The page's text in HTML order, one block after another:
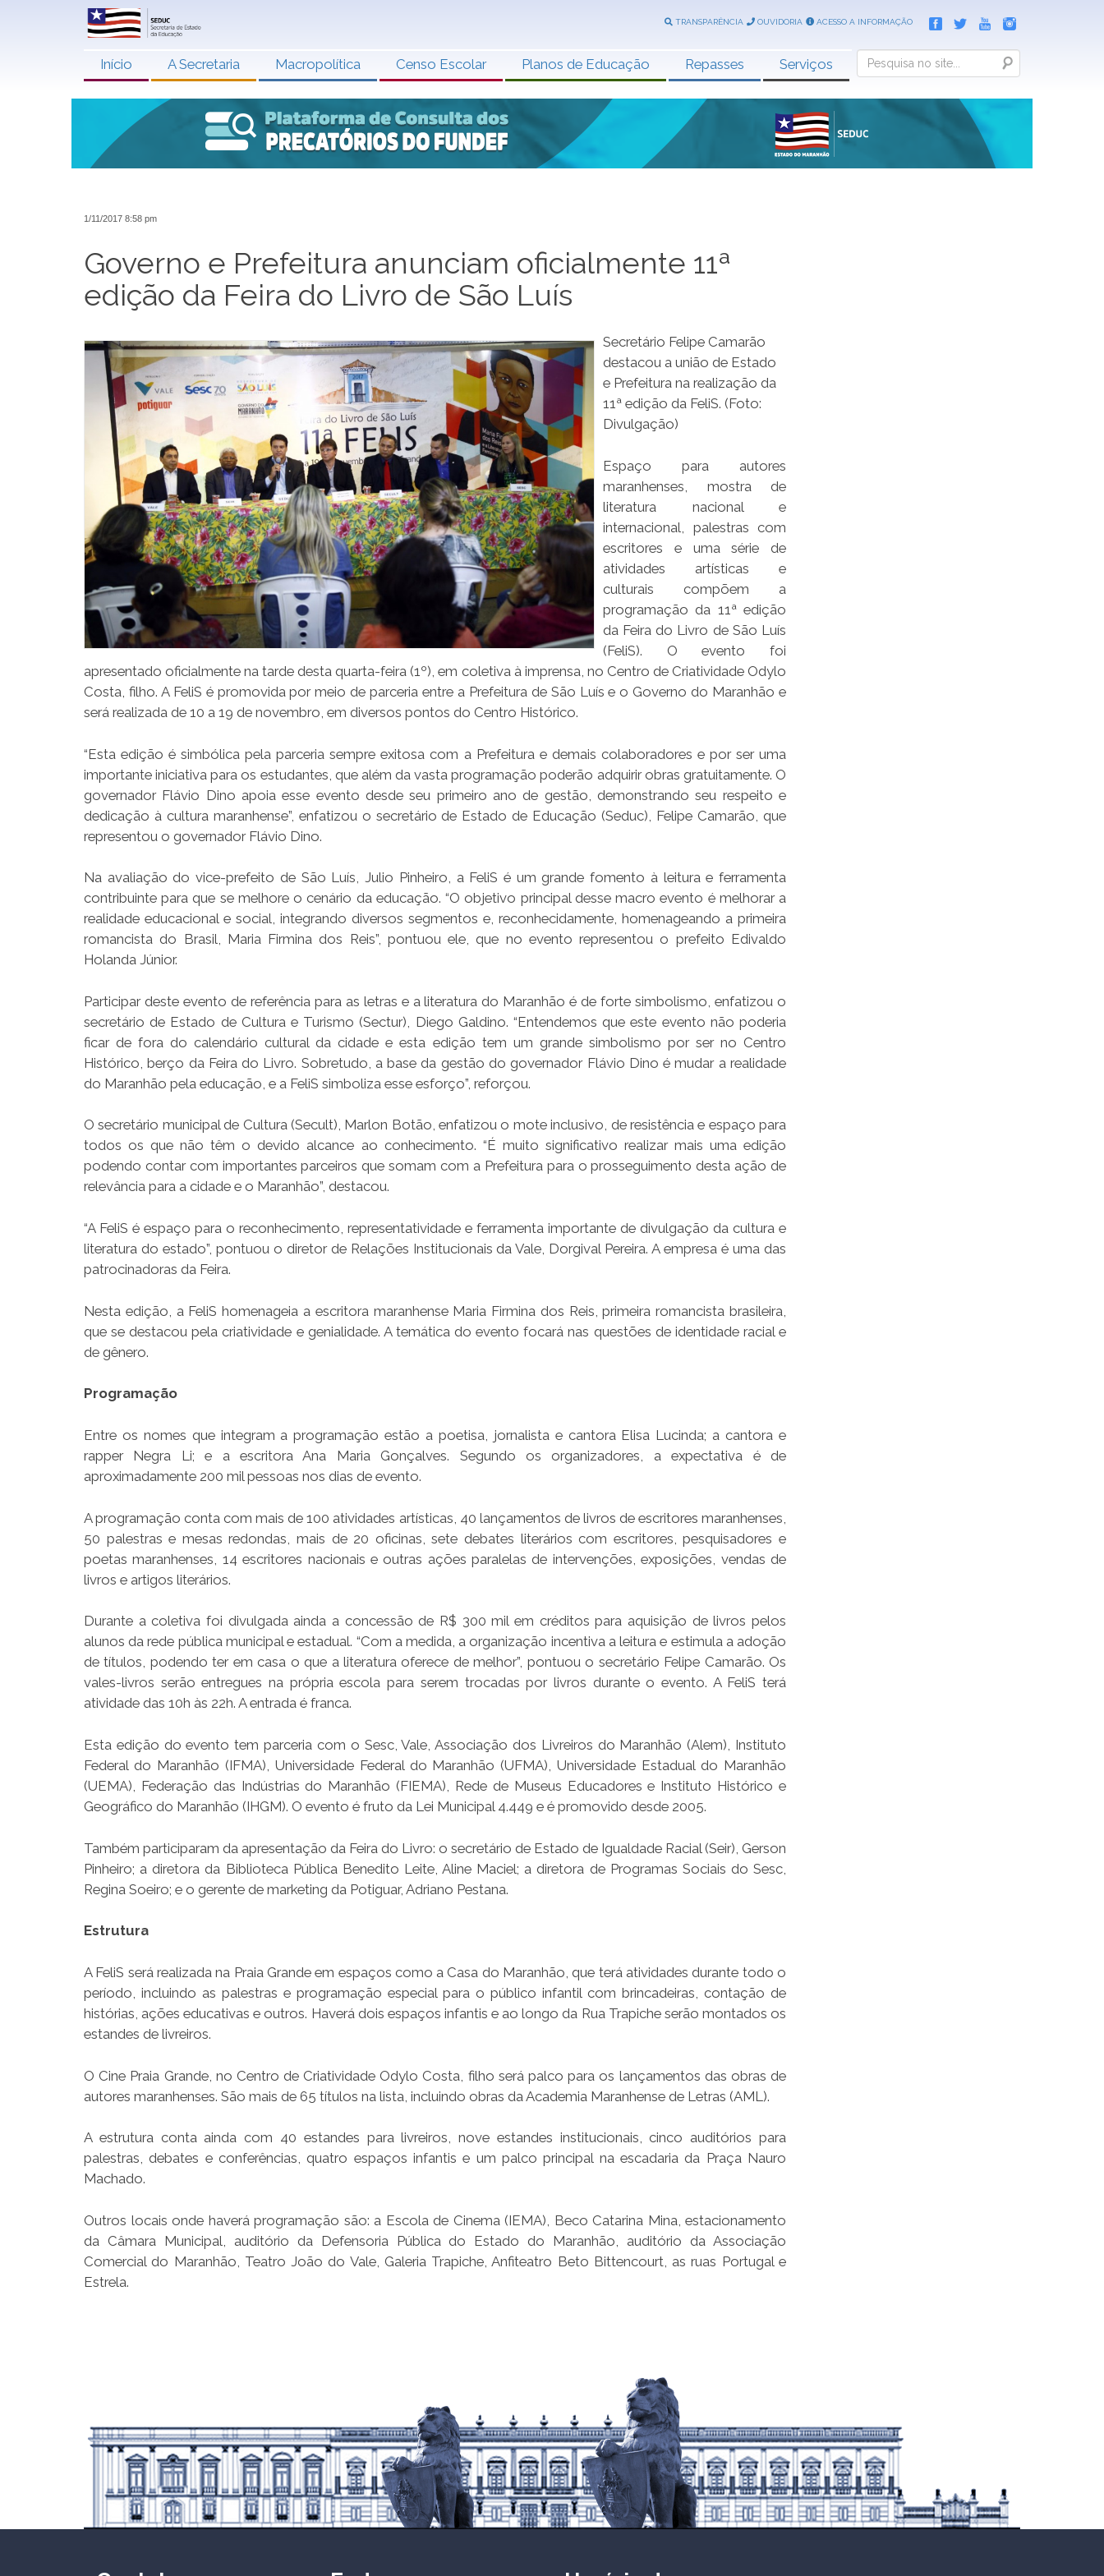
TRANSPARÊNCIA OUVIDORIA ACESSO A INFORMAÇÃO
Início A Secretaria Macropolítica Censo Escolar Planos de Educação Repasses Serviços Search
1/11/2017 8:58 pm
Governo e Prefeitura anunciam oficialmente 11ª
edição da Feira do Livro de São Luís
Secretário Felipe Camarão
destacou a união de Estado
e Prefeitura na realização da
11ª edição da FeliS. (Foto:
Divulgação)
Espaço para autores
maranhenses, mostra de
literatura nacional e
internacional, palestras com
escritores e uma série de
atividades artísticas e
culturais compõem a
programação da 11ª edição
da Feira do Livro de São Luís
(FeliS). O evento foi
apresentado oficialmente na tarde desta quarta-feira (1º), em coletiva à imprensa, no Centro de Criatividade Odylo
Costa, filho. A FeliS é promovida por meio de parceria entre a Prefeitura de São Luís e o Governo do Maranhão e
será realizada de 10 a 19 de novembro, em diversos pontos do Centro Histórico.
“Esta edição é simbólica pela parceria sempre exitosa com a Prefeitura e demais colaboradores e por ser uma
importante iniciativa para os estudantes, que além da vasta programação poderão adquirir obras gratuitamente. O
governador Flávio Dino apoia esse evento desde seu primeiro ano de gestão, demonstrando seu respeito e
dedicação à cultura maranhense”, enfatizou o secretário de Estado de Educação (Seduc), Felipe Camarão, que
representou o governador Flávio Dino.
Na avaliação do vice-prefeito de São Luís, Julio Pinheiro, a FeliS é um grande fomento à leitura e ferramenta
contribuinte para que se melhore o cenário da educação. “O objetivo principal desse macro evento é melhorar a
realidade educacional e social, integrando diversos segmentos e, reconhecidamente, homenageando a primeira
romancista do Brasil, Maria Firmina dos Reis”, pontuou ele, que no evento representou o prefeito Edivaldo
Holanda Júnior.
Participar deste evento de referência para as letras e a literatura do Maranhão é de forte simbolismo, enfatizou o
secretário de Estado de Cultura e Turismo (Sectur), Diego Galdino. “Entendemos que este evento não poderia
ficar de fora do calendário cultural da cidade e esta edição tem um grande simbolismo por ser no Centro
Histórico, berço da Feira do Livro. Sobretudo, a base da gestão do governador Flávio Dino é mudar a realidade
do Maranhão pela educação, e a FeliS simboliza esse esforço”, reforçou.
O secretário municipal de Cultura (Secult), Marlon Botão, enfatizou o mote inclusivo, de resistência e espaço para
todos os que não têm o devido alcance ao conhecimento. “É muito significativo realizar mais uma edição
podendo contar com importantes parceiros que somam com a Prefeitura para o prosseguimento desta ação de
relevância para a cidade e o Maranhão”, destacou.
“A FeliS é espaço para o reconhecimento, representatividade e ferramenta importante de divulgação da cultura e
literatura do estado”, pontuou o diretor de Relações Institucionais da Vale, Dorgival Pereira. A empresa é uma das
patrocinadoras da Feira.
Nesta edição, a FeliS homenageia a escritora maranhense Maria Firmina dos Reis, primeira romancista brasileira,
que se destacou pela criatividade e genialidade. A temática do evento focará nas questões de identidade racial e
de gênero.
Programação
Entre os nomes que integram a programação estão a poetisa, jornalista e cantora Elisa Lucinda; a cantora e
rapper Negra Li; e a escritora Ana Maria Gonçalves. Segundo os organizadores, a expectativa é de
aproximadamente 200 mil pessoas nos dias de evento.
A programação conta com mais de 100 atividades artísticas, 40 lançamentos de livros de escritores maranhenses,
50 palestras e mesas redondas, mais de 20 oficinas, sete debates literários com escritores, pesquisadores e
poetas maranhenses, 14 escritores nacionais e outras ações paralelas de intervenções, exposições, vendas de
livros e artigos literários.
Durante a coletiva foi divulgada ainda a concessão de R$ 300 mil em créditos para aquisição de livros pelos
alunos da rede pública municipal e estadual. “Com a medida, a organização incentiva a leitura e estimula a adoção
de títulos, podendo ter em casa o que a literatura oferece de melhor”, pontuou o secretário Felipe Camarão. Os
vales-livros serão entregues na própria escola para serem trocadas por livros durante o evento. A FeliS terá
atividade das 10h às 22h. A entrada é franca.
Esta edição do evento tem parceria com o Sesc, Vale, Associação dos Livreiros do Maranhão (Alem), Instituto
Federal do Maranhão (IFMA), Universidade Federal do Maranhão (UFMA), Universidade Estadual do Maranhão
(UEMA), Federação das Indústrias do Maranhão (FIEMA), Rede de Museus Educadores e Instituto Histórico e
Geográfico do Maranhão (IHGM). O evento é fruto da Lei Municipal 4.449 e é promovido desde 2005.
Também participaram da apresentação da Feira do Livro: o secretário de Estado de Igualdade Racial (Seir), Gerson
Pinheiro; a diretora da Biblioteca Pública Benedito Leite, Aline Maciel; a diretora de Programas Sociais do Sesc,
Regina Soeiro; e o gerente de marketing da Potiguar, Adriano Pestana.
Estrutura
A FeliS será realizada na Praia Grande em espaços como a Casa do Maranhão, que terá atividades durante todo o
período, incluindo as palestras e programação especial para o público infantil com brincadeiras, contação de
histórias, ações educativas e outros. Haverá dois espaços infantis e ao longo da Rua Trapiche serão montados os
estandes de livreiros.
O Cine Praia Grande, no Centro de Criatividade Odylo Costa, filho será palco para os lançamentos das obras de
autores maranhenses. São mais de 65 títulos na lista, incluindo obras da Academia Maranhense de Letras (AML).
A estrutura conta ainda com 40 estandes para livreiros, nove estandes institucionais, cinco auditórios para
palestras, debates e conferências, quatro espaços infantis e um palco principal na escadaria da Praça Nauro
Machado.
Outros locais onde haverá programação são: a Escola de Cinema (IEMA), Beco Catarina Mina, estacionamento
da Câmara Municipal, auditório da Defensoria Pública do Estado do Maranhão, auditório da Associação
Comercial do Maranhão, Teatro João do Vale, Galeria Trapiche, Anfiteatro Beto Bittencourt, as ruas Portugal e
Estrela.